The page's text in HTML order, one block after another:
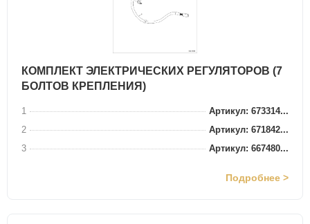
КОМПЛЕКТ ЭЛЕКТРИЧЕСКИХ РЕГУЛЯТОРОВ (7
БОЛТОВ КРЕПЛЕНИЯ)
1
Артикул: 673314...
2
Артикул: 671842...
3
Артикул: 667480...
Подробнее >